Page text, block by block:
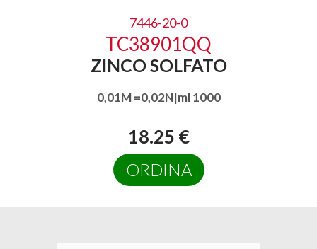
7446-20-0
TC38901QQ
ZINCO SOLFATO
0,01M =0,02N|ml 1000
18.25 €
ORDINA